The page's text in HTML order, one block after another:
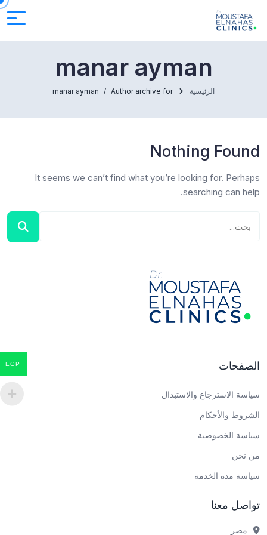
manar ayman
الرئيسية Author archive for
manar ayman
Nothing Found
It seems we can’t find what you’re looking for. Perhaps
searching can help.
الصفحات
سياسة الاسترجاع والاستبدال
الشروط والأحكام
سياسة الخصوصية
من نحن
سياسة مده الخدمة
تواصل معنا
مصر
EGP